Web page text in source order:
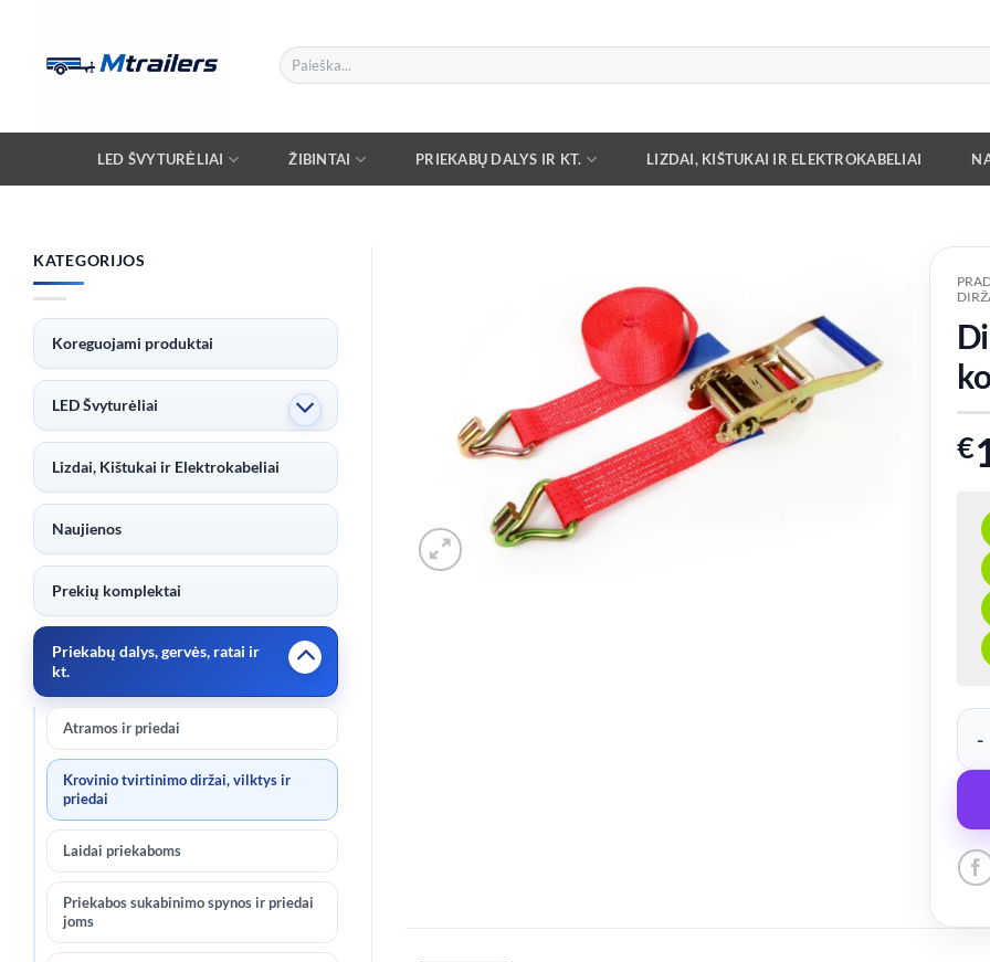
content
Ieškoti:
LED ŠVYTURĖLIAI ŽIBINTAI PRIEKABŲ DALYS IR KT. LIZDAI, KIŠTUKAI IR ELEKTROKABELIAI
KATEGORIJOS
Koreguojami produktai
LED Švyturėliai
Lizdai, Kištukai ir Elektrokabeliai
Naujienos
Prekių komplektai
Priekabų dalys, gervės, ratai ir
kt.
Atramos ir priedai
Krovinio tvirtinimo diržai, vilktys ir
priedai
Laidai priekaboms
Priekabos sukabinimo spynos ir priedai
joms
wishlist
€